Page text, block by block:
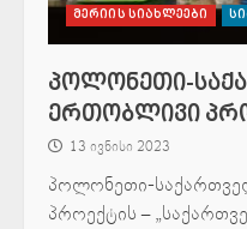
მერიის სიახლეები
პოლონეთი-
ერთობლივი
13 ივნისი 2023
პოლონეთი-
პროექტის –